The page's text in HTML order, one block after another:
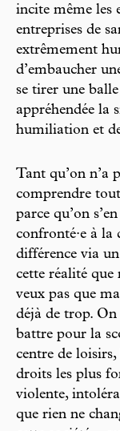
incite même les
entreprises de
extrêmement
d’embaucher
se tirer une
appréhendée la
humiliation et
Tant qu’on n’a
comprendre
parce qu’on
confronté·e à la
différence via
cette réalité que
veux pas que
déjà de trop.
battre pour la
centre de loisirs,
droits les plus
violente,
que rien ne